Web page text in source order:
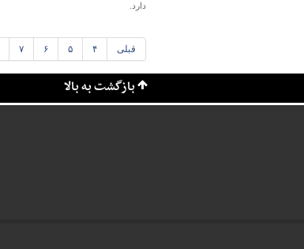
دارد.
قبلی ۴ ۵ ۶ ۷
بازگشت به بالا